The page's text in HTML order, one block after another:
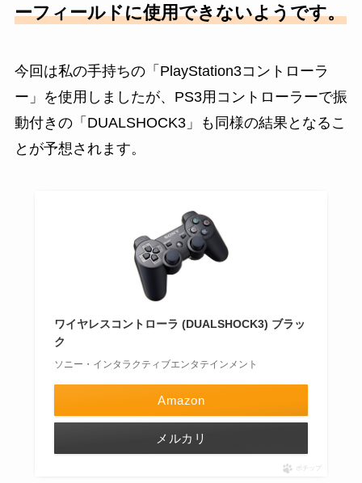
ーフィールドに使用できないようです。
今回は私の手持ちの「PlayStation3コントローラ
ー」を使用しましたが、PS3用コントローラーで振
動付きの「DUALSHOCK3」も同様の結果となるこ
とが予想されます。
ワイヤレスコントローラ (DUALSHOCK3) ブラッ
ク
ソニー・インタラクティブエンタテインメント
Amazon
メルカリ
ポチップ